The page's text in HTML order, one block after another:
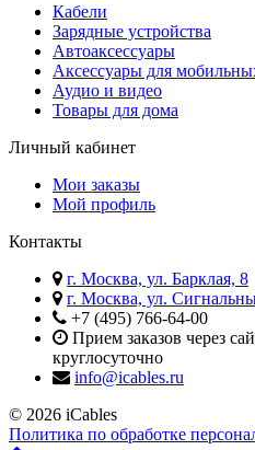
Кабели
Зарядные устройства
Автоаксессуары
Аксессуары для
Аудио и видео
Товары для дома
Личный кабинет
Мои заказы
Мой профиль
Контакты
г. Москва, ул. Барклая, 8
г. Москва, ул.
+7 (495) 766-64-00​
Прием заказов через
круглосуточно
info@icables.ru
© 2026 iCables
Политика по обработке